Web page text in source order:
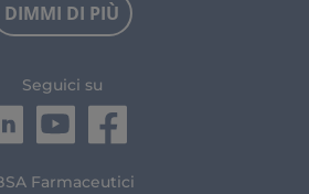
DIMMI DI PIÙ
Seguici su
Farmaceutici